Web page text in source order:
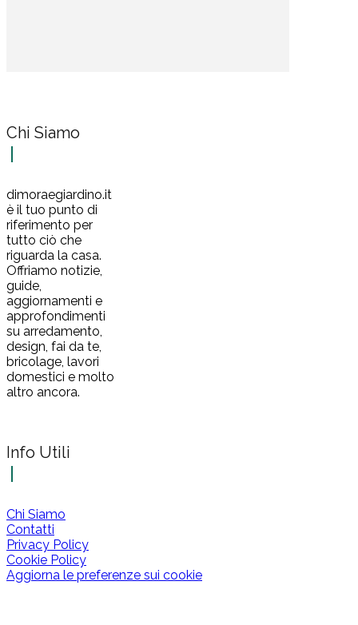
Chi Siamo
dimoraegiardino.it
è il tuo punto di
riferimento per
tutto ciò che
riguarda la casa.
Offriamo notizie,
guide,
aggiornamenti e
approfondimenti
su arredamento,
design, fai da te,
bricolage, lavori
domestici e molto
altro ancora.
Info Utili
Chi Siamo
Contatti
Privacy Policy
Cookie Policy
Aggiorna le preferenze sui cookie